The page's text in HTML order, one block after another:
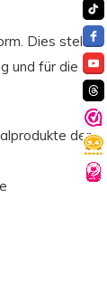
Dies stellt
und für die
der